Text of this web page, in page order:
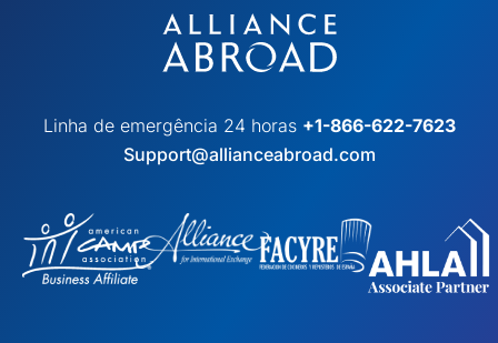
Linha de emergência 24 horas +1-866-622-7623
Support@allianceabroad.com